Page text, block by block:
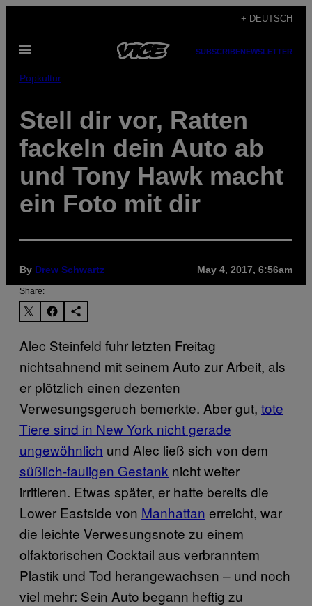
content
+ DEUTSCH
Open
SUBSCRIBENEWSLETTER
Popkultur
Stell dir vor, Ratten
fackeln dein Auto ab
und Tony Hawk macht
ein Foto mit dir
By Drew Schwartz May 4, 2017, 6:56am
Share:
Alec Steinfeld fuhr letzten Freitag
nichtsahnend mit seinem Auto zur Arbeit, als
er plötzlich einen dezenten
Verwesungsgeruch bemerkte. Aber gut, tote
Tiere sind in New York nicht gerade
ungewöhnlich und Alec ließ sich von dem
süßlich-fauligen Gestank nicht weiter
irritieren. Etwas später, er hatte bereits die
Lower Eastside von Manhattan erreicht, war
die leichte Verwesungsnote zu einem
olfaktorischen Cocktail aus verbranntem
Plastik und Tod herangewachsen – und noch
viel mehr: Sein Auto begann heftig zu